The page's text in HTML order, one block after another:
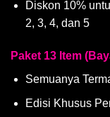
Diskon 10%
2, 3, 4, dan 5
Paket 13 Item
Semuanya
Edisi Khusus